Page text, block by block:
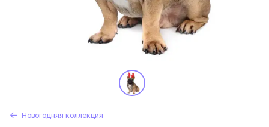
Новогодняя коллекция